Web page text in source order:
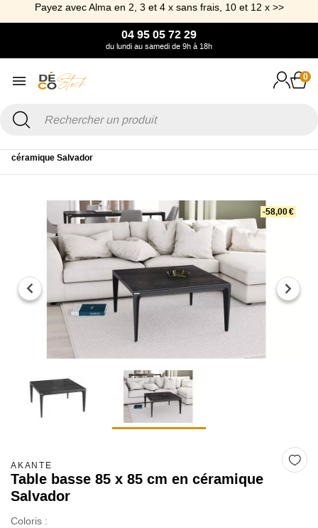
Payez avec Alma en 2, 3 et 4 x sans frais, 10 et 12 x >>
04 95 05 72 29
du lundi au samedi de 9h à 18h
0
céramique Salvador
-58,00 €
AKANTE
Table basse 85 x 85 cm en céramique
Salvador
Coloris :